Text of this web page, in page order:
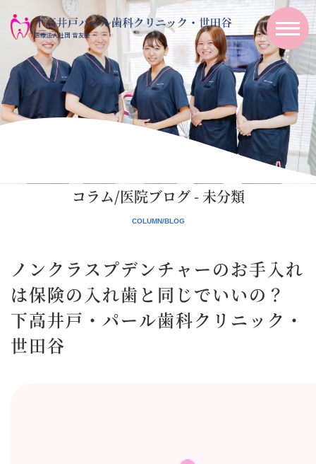
コラム/医院ブログ - 未分類
ノンクラスプデンチャーのお手入れ
は保険の入れ歯と同じでいいの？
下高井戸・パール歯科クリニック・
世田谷